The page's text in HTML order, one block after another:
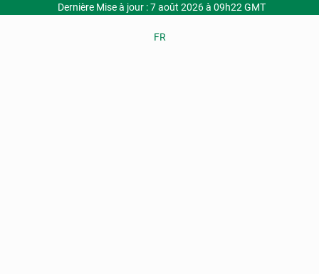
Dernière Mise à jour : 7 août 2026 à 09h22 GMT
FR